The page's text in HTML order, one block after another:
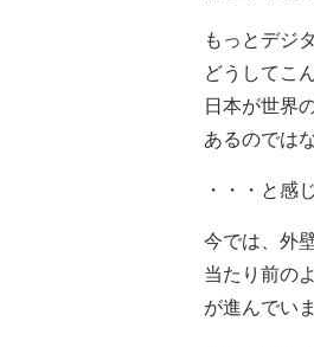
もっとデジ
どうしてこ
日本が世界
あるのでは
・・・と感
今では、外
当たり前の
が進んでい